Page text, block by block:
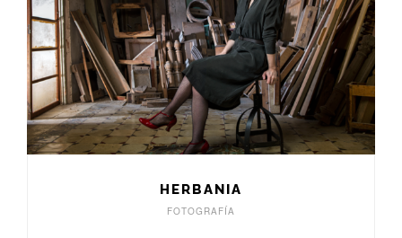
HERBANIA
FOTOGRAFÍA